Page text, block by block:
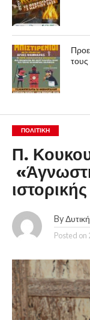
ΠΟΛΙΤΙΚΉ
Π.
By
Posted on